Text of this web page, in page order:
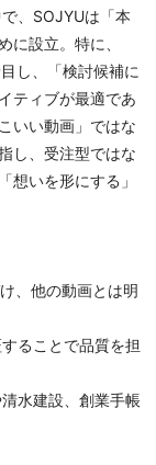
に設立。特に、
し、「検討候補に
ティブが最適であ
いい動画」ではな
し、受注型ではな
想いを形にする」